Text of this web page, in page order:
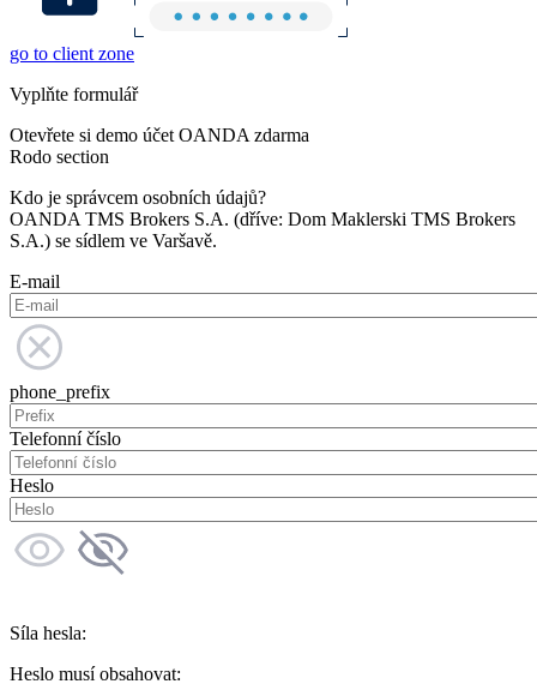
go to client zone
Vyplňte formulář
Otevřete si demo účet OANDA zdarma
Rodo section
Kdo je správcem osobních údajů?
OANDA TMS Brokers S.A. (dříve: Dom Maklerski TMS Brokers
S.A.) se sídlem ve Varšavě.
E-mail
phone_prefix
Telefonní číslo
Heslo
Síla hesla:
Heslo musí obsahovat: